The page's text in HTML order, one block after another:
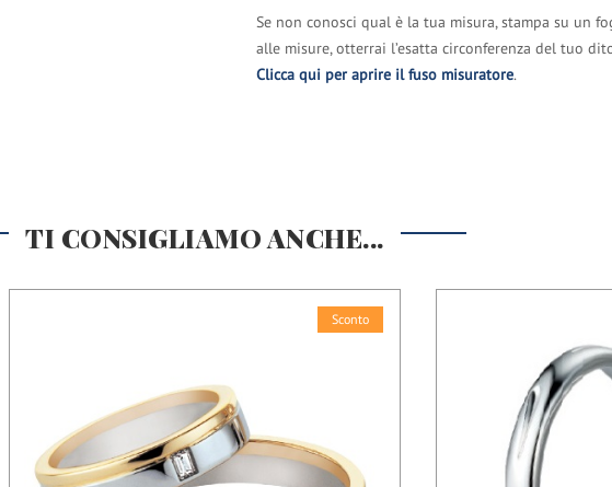
Se non conosci qual è la tua misura, stampa su un
alle misure, otterrai l’esatta circonferenza del tuo
Clicca qui per aprire il fuso misuratore.
TI CONSIGLIAMO ANCHE...
Sconto